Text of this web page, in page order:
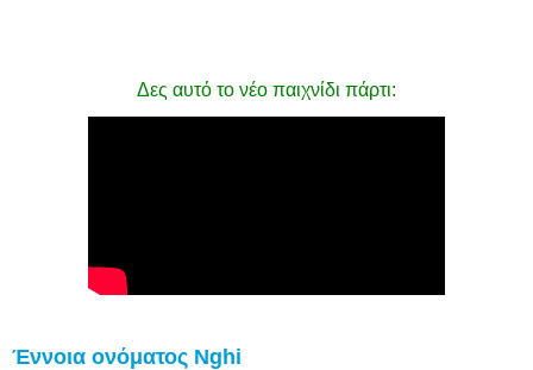
Δες αυτό το νέο παιχνίδι πάρτι:
Έννοια ονόματος Nghi